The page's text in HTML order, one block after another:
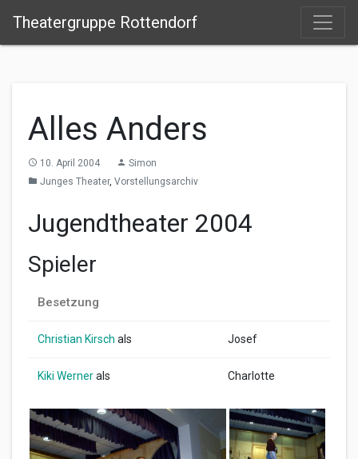
Theatergruppe Rottendorf
Alles Anders
access_time 10. April 2004 person Simon
folder Junges Theater,Vorstellungsarchiv
Jugendtheater 2004
Spieler
Besetzung
Christian Kirsch als Josef
Kiki Wernerals Charlotte